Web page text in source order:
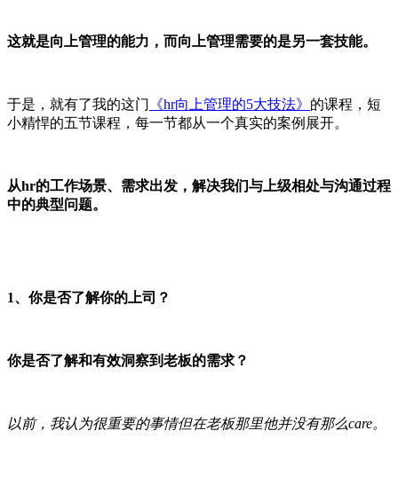
这就是向上管理的能力，而向上管理需要的是另一套技能。
于是，就有了我的这门 《hr向上管理的5大技法》 的课程，短
小精悍的五节课程，每一节都从一个真实的案例展开。
从hr的工作场景、需求出发，解决我们与上级相处与沟通过程
中的典型问题。
1、你是否了解你的上司？
你是否了解和有效洞察到老板的需求？
以前，我认为很重要的事情但在老板那里他并没有那么care。